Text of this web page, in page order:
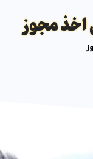
اخذ مجوز